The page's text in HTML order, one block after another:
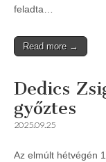
feladta…
Read more →
Dedics
győztes
2025.09.25
Az elmúlt hétvégén